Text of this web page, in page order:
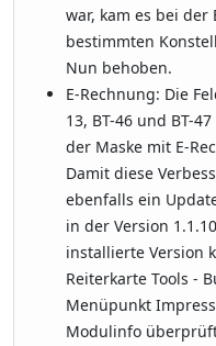
war, kam es bei
bestimmten
Nun behoben.
E-Rechnung: Die
13, BT-46 und BT-
der Maske mit E-
Damit diese
ebenfalls ein
in der Version
installierte Version
Reiterkarte Tools -
Menüpunkt
Modulinfo